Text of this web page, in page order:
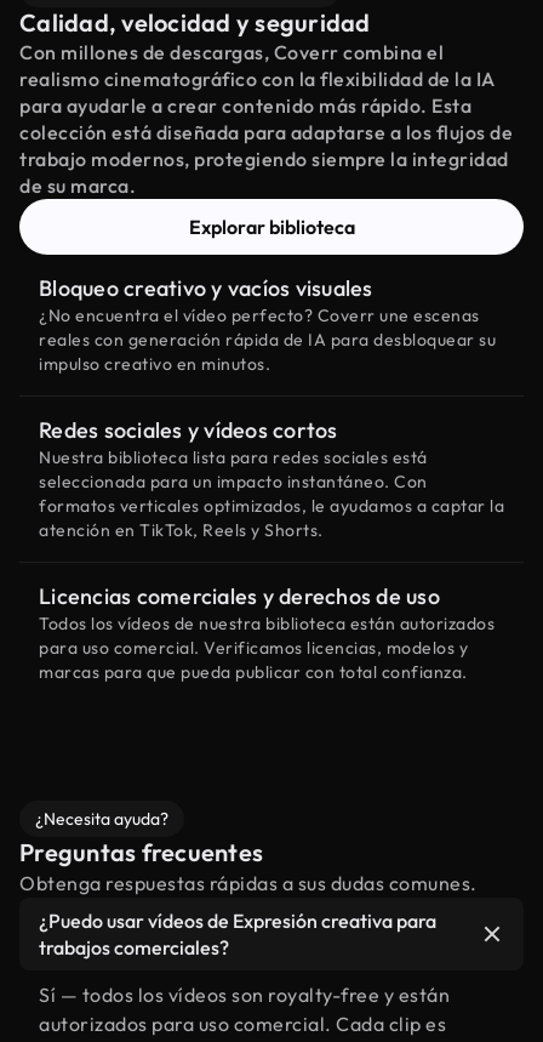
Calidad, velocidad y seguridad
Con millones de descargas, Coverr combina el
realismo cinematográfico con la flexibilidad de la IA
para ayudarle a crear contenido más rápido. Esta
colección está diseñada para adaptarse a los flujos de
trabajo modernos, protegiendo siempre la integridad
de su marca.
Explorar biblioteca
Bloqueo creativo y vacíos visuales
¿No encuentra el vídeo perfecto? Coverr une escenas
reales con generación rápida de IA para desbloquear su
impulso creativo en minutos.
Redes sociales y vídeos cortos
Nuestra biblioteca lista para redes sociales está
seleccionada para un impacto instantáneo. Con
formatos verticales optimizados, le ayudamos a captar la
atención en TikTok, Reels y Shorts.
Licencias comerciales y derechos de uso
Todos los vídeos de nuestra biblioteca están autorizados
para uso comercial. Verificamos licencias, modelos y
marcas para que pueda publicar con total confianza.
¿Necesita ayuda?
Preguntas frecuentes
Obtenga respuestas rápidas a sus dudas comunes.
¿Puedo usar vídeos de Expresión creativa para
trabajos comerciales?
Sí — todos los vídeos son royalty-free y están
autorizados para uso comercial. Cada clip es